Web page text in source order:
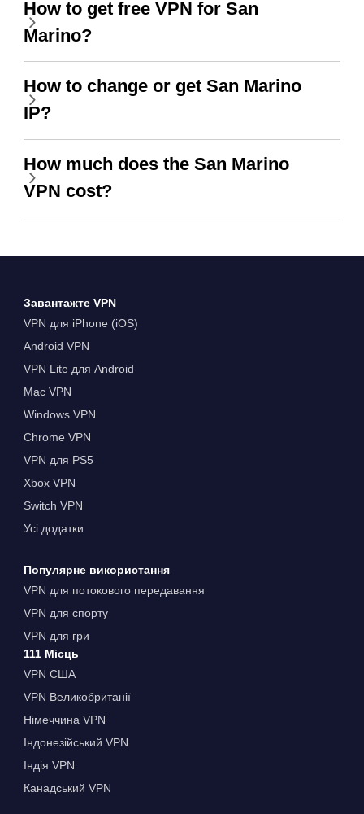
How to get free VPN for San
Marino?
How to change or get San Marino
IP?
How much does the San Marino
VPN cost?
Завантажте VPN
VPN для iPhone (iOS)
Android VPN
VPN Lite для Android
Mac VPN
Windows VPN
Chrome VPN
VPN для PS5
Xbox VPN
Switch VPN
Усі додатки
Популярне використання
VPN для потокового передавання
VPN для спорту
VPN для гри
111 Місць
VPN США
VPN Великобританії
Німеччина VPN
Індонезійський VPN
Індія VPN
Канадський VPN